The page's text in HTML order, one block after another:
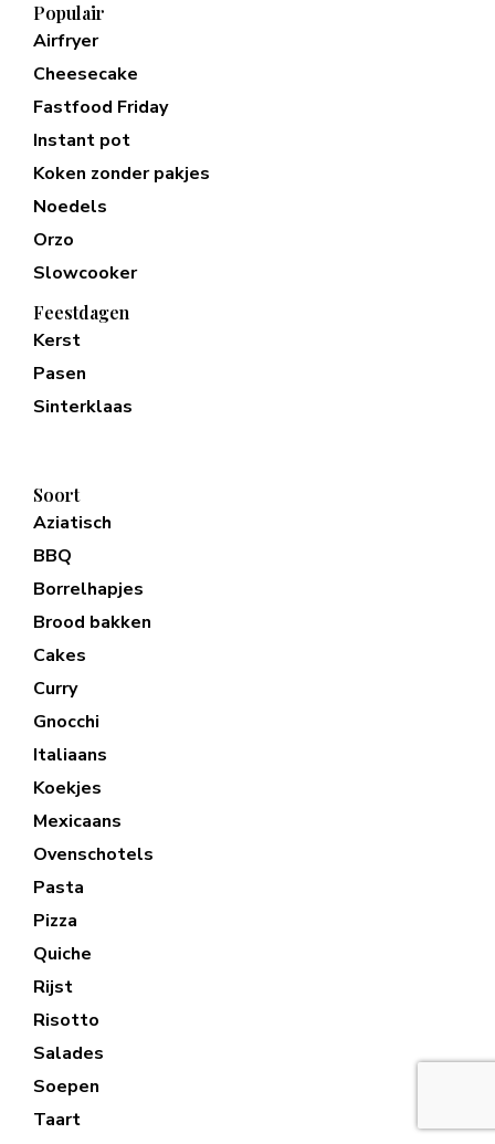
Populair
Airfryer
Cheesecake
Fastfood Friday
Instant pot
Koken zonder pakjes
Noedels
Orzo
Slowcooker
Feestdagen
Kerst
Pasen
Sinterklaas
Soort
Aziatisch
BBQ
Borrelhapjes
Brood bakken
Cakes
Curry
Gnocchi
Italiaans
Koekjes
Mexicaans
Ovenschotels
Pasta
Pizza
Quiche
Rijst
Risotto
Salades
Soepen
Taart